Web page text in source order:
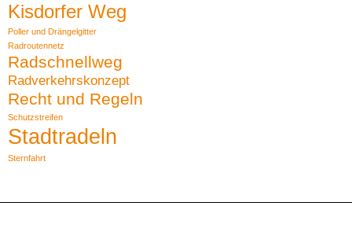
Kisdorfer Weg
Poller und Drängelgitter
Radroutennetz
Radschnellweg
Radverkehrskonzept
Recht und Regeln
Schutzstreifen
Stadtradeln
Sternfahrt